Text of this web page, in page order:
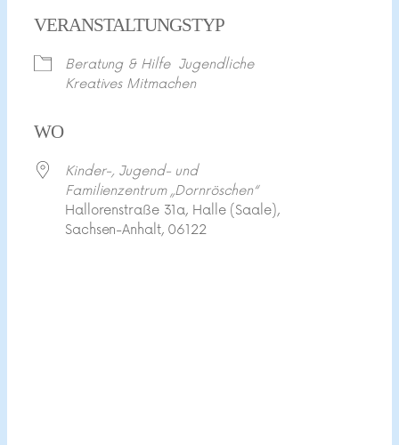
VERANSTALTUNGSTYP
Beratung & Hilfe Jugendliche
Kreatives Mitmachen
WO
Kinder-, Jugend- und
Familienzentrum „Dornröschen“
Hallorenstraße 31a, Halle (Saale),
Sachsen-Anhalt, 06122